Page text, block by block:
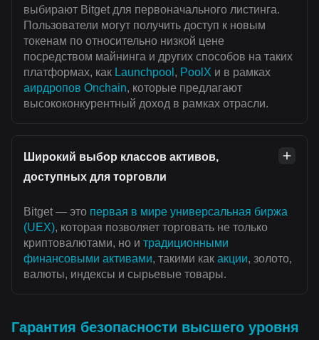
выбирают Bitget для первоначального листинга.
Пользователи могут получить доступ к новым
токенам по относительно низкой цене
посредством майнинга и других способов на таких
платформах, как Launchpool , PoolX и в рамках
аирдропов Onchain, которые предлагают
высококонкурентный доход в рамках отрасли.
Широкий выбор классов активов,
доступных для торговли
Bitget — это первая в мире универсальная биржа
(UEX), которая позволяет торговать не только
криптовалютами, но и традиционными
финансовыми активами, такими как акции, золото,
валюты, индексы и сырьевые товары.
Гарантия безопасности высшего уровня